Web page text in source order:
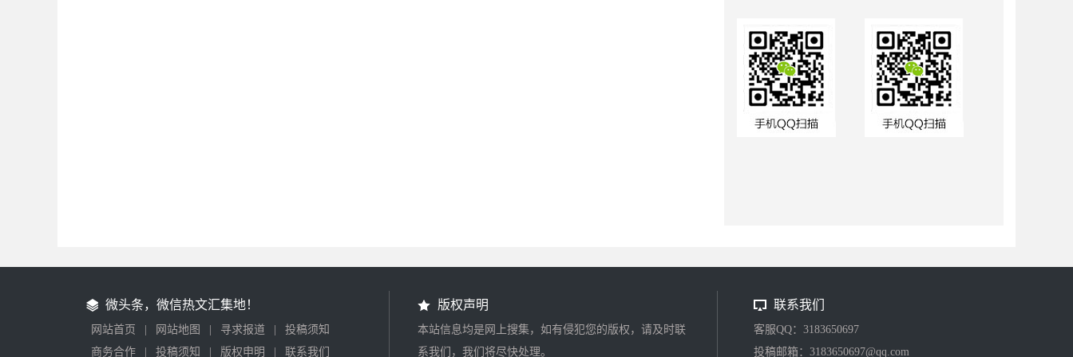
微头条，微信热文汇集地！
网站首页 网站地图 寻求报道
投稿须知
商务合作
投稿须知 版权申明 联系我们
版权声明
本站信息均是网上搜集，如有侵犯您的版权，请及时联
系我们，我们将尽快处理。
联系我们
客服QQ：3183650697
投稿邮箱：3183650697@qq.com